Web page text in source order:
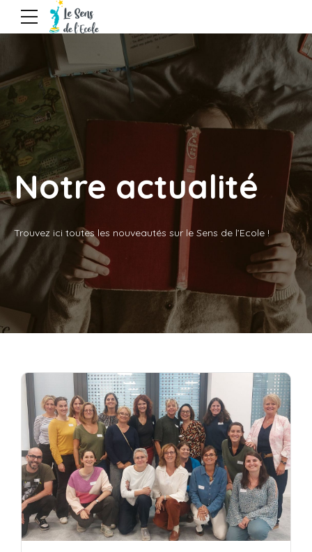
Notre actualité
Trouvez ici toutes les nouveautés sur le Sens de l’Ecole !